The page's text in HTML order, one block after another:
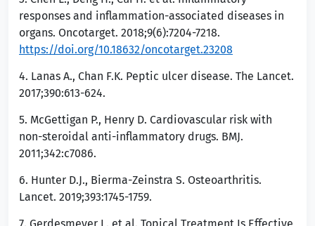
responses and inflammation-associated diseases in
organs. Oncotarget. 2018;9(6):7204-7218.
https://doi.org/10.18632/oncotarget.23208
4. Lanas A., Chan F.K. Peptic ulcer disease. The Lancet.
2017;390:613-624.
5. McGettigan P., Henry D. Cardiovascular risk with
non-steroidal anti-inflammatory drugs. BMJ.
2011;342:c7086.
6. Hunter D.J., Bierma-Zeinstra S. Osteoarthritis.
Lancet. 2019;393:1745-1759.